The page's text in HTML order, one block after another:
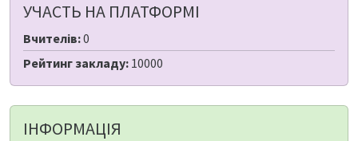
УЧАСТЬ НА ПЛАТФОРМІ
Вчителів:0
Рейтинг закладу: 10000
ІНФОРМАЦІЯ